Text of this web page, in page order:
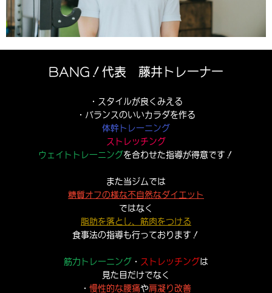
BANG！代表 藤井トレーナー
・スタイルが良くみえる
・バランスのいいカラダを作る
体幹トレーニング
ストレッチング
ウェイトトレーニング を合わせた指導が得意です！
また当ジムでは
糖質オフの様な不自然なダイエット
ではなく
脂肪を落とし、筋肉をつける
食事法の指導も行っております！
筋力トレーニング ・ ストレッチング は
見た目だけでなく
・ 慢性的な腰痛や肩凝り改善